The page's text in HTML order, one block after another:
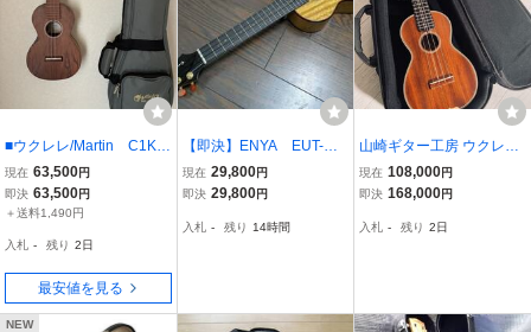
■ウクレレ/Martin C1K U
ke/マーチン コンサート /
ソフトケース付
現在 63,500円
即決 63,500円
＋送料1,490円
入札 - 残り 2日
最安値を見る
【即決】ENYA EUT-MG
6 テナーウクレレ ピッ
クアップ内蔵
現在 29,800円
即決 29,800円
入札 - 残り 14時間
山崎ギター工房 ウクレレ
コンサートSofla Concert
Style-3
現在 108,000円
即決 168,000円
入札 - 残り 2日
NEW